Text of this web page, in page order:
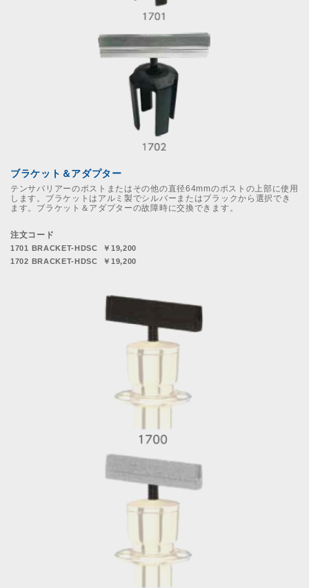
ブラケット＆アダプター
テンサバリアーのポストまたはその他の直径64mmのポストの上部に使用
します。ブラケットはアルミ製でシルバーまたはブラックから選択でき
ます。ブラケット＆アダプターの故障時に交換できます。
注文コード
1701 BRACKET-HDSC ￥19,200
1702 BRACKET-HDSC ￥19,200